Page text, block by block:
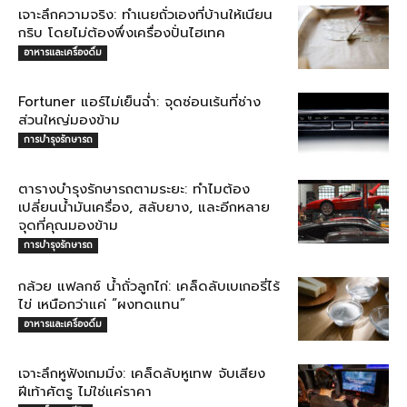
เจาะลึกความจริง: ทำเนยถั่วเองที่บ้านให้เนียน
กริบ โดยไม่ต้องพึ่งเครื่องปั่นไฮเทค
อาหารและเครื่องดื่ม
Fortuner แอร์ไม่เย็นฉ่ำ: จุดซ่อนเร้นที่ช่าง
ส่วนใหญ่มองข้าม
การบำรุงรักษารถ
ตารางบำรุงรักษารถตามระยะ: ทำไมต้อง
เปลี่ยนน้ำมันเครื่อง, สลับยาง, และอีกหลาย
จุดที่คุณมองข้าม
การบำรุงรักษารถ
กล้วย แฟลกซ์ น้ำถั่วลูกไก่: เคล็ดลับเบเกอรี่ไร้
ไข่ เหนือกว่าแค่ “ผงทดแทน”
อาหารและเครื่องดื่ม
เจาะลึกหูฟังเกมมิ่ง: เคล็ดลับหูเทพ จับเสียง
ฝีเท้าศัตรู ไม่ใช่แค่ราคา